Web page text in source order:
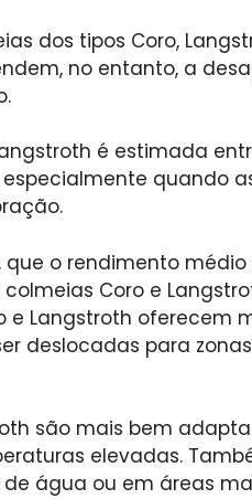
dos tipos Coro,
no entanto, a
é estimada
quando
o rendimento
Coro e
e Langstroth oferecem
deslocadas para
são mais bem
elevadas.
água ou em áreas